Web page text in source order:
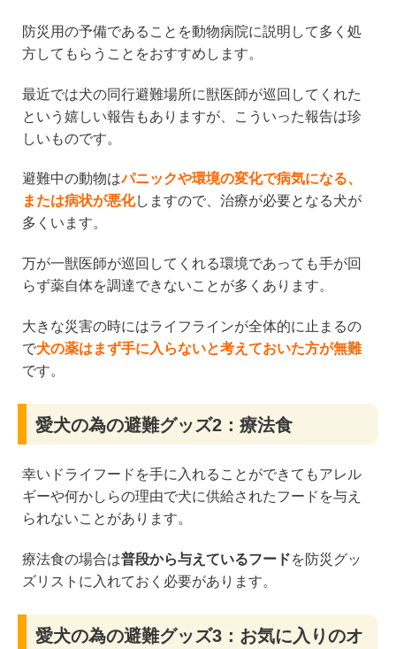
防災用の予備であることを動物病院に説明して多く処
方してもらうことをおすすめします。
最近では犬の同行避難場所に獣医師が巡回してくれた
という嬉しい報告もありますが、こういった報告は珍
しいものです。
避難中の動物はパニックや環境の変化で病気になる、
または病状が悪化しますので、治療が必要となる犬が
多くいます。
万が一獣医師が巡回してくれる環境であっても手が回
らず薬自体を調達できないことが多くあります。
大きな災害の時にはライフラインが全体的に止まるの
で犬の薬はまず手に入らないと考えておいた方が無難
です。
愛犬の為の避難グッズ2：療法食
幸いドライフードを手に入れることができてもアレル
ギーや何かしらの理由で犬に供給されたフードを与え
られないことがあります。
療法食の場合は普段から与えているフードを防災グッ
ズリストに入れておく必要があります。
愛犬の為の避難グッズ3：お気に入りのオ